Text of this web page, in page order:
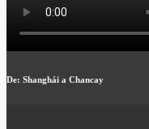
De: Shanghái a Chancay